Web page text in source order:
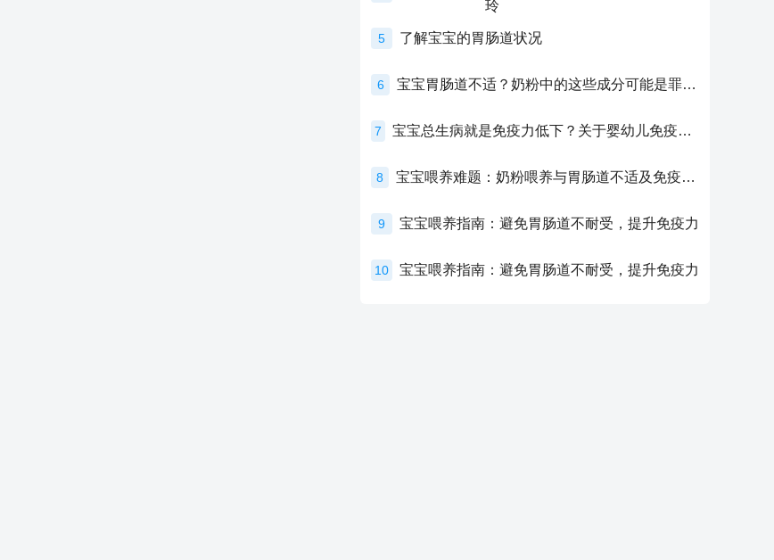
5 了解宝宝的胃肠道状况
6 宝宝胃肠道不适？奶粉中的这些成分可能是罪魁祸首！
7 宝宝总生病就是免疫力低下？关于婴幼儿免疫力的真相，家长必须了解！
8 宝宝喂养难题：奶粉喂养与胃肠道不适及免疫力提升的奥秘
9 宝宝喂养指南：避免胃肠道不耐受，提升免疫力
10 宝宝喂养指南：避免胃肠道不耐受，提升免疫力